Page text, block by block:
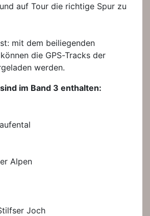
auf Tour die richtige Spur zu
mit dem beiliegenden
die GPS-Tracks der
werden.
im Band 3 enthalten:
Alpen
Joch